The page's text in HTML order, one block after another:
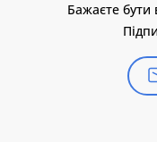
Бажаєте бути